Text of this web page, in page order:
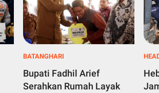
BATANGHARI
Bupati Fadhil Arief
Serahkan Rumah Layak